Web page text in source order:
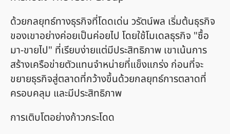
ด้วยกลยุทธ์ทางธุรกิจที่โดดเด่น วรัตน์พล เริ่มต้นธุรกิจ
ของเขาอย่างค่อยเป็นค่อยไป โดยใช้โมเดลธุรกิจ "ซื้อ
มา-ขายไป" ที่เรียบง่ายแต่มีประสิทธิภาพ เขาเน้นการ
สร้างเครือข่ายตัวแทนจำหน่ายที่แข็งแกร่ง ก่อนที่จะ
ขยายธุรกิจสู่ตลาดที่กว้างขึ้นด้วยกลยุทธ์การตลาดที่
ครอบคลุม และมีประสิทธิภาพ
การเติบโตอย่างก้าวกระโดด